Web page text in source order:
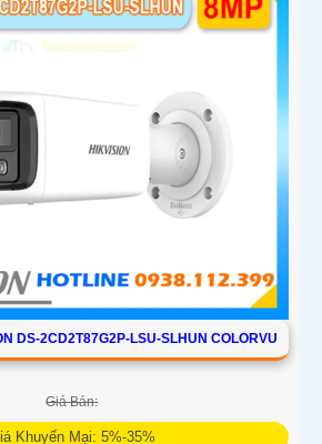
DS-2CD2T87G2P-LSU-SLHUN COLORVU
Giá Bán:
Khuyến Mại: 5%-35%